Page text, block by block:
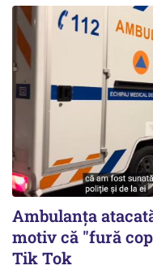
Ambulanța
motiv că "fură
Tik Tok